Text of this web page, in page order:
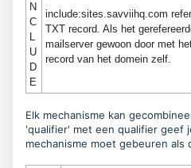
N
C
L
U
D
E
include:sites.savviihq.com
TXT record. Als het
mailserver gewoon door met
record van het domein zelf.
Elk mechanisme kan
'qualifier' met een qualifier geef
mechanisme moet gebeuren als